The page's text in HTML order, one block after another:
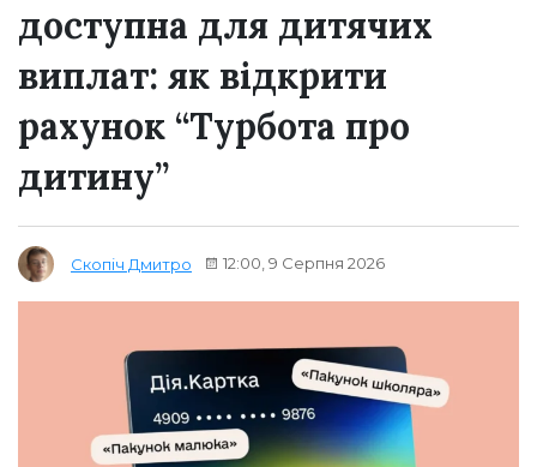
доступна для дитячих
виплат: як відкрити
рахунок “Турбота про
дитину”
Скопіч Дмитро 12:00, 9 Серпня 2026